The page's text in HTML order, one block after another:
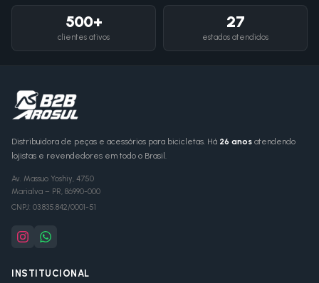
500+
clientes ativos
27
estados atendidos
Distribuidora de peças e acessórios para bicicletas. Há 26 anos atendendo
lojistas e revendedores em todo o Brasil.
Av. Massuo Yoshiy, 4750
Marialva – PR, 86990-000
CNPJ: 03.835.842/0001-51
INSTITUCIONAL